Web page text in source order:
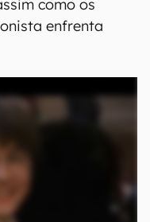
como os
enfrenta